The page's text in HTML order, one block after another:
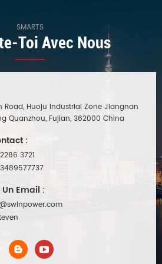
le
avec TCPI MR16
SMARTS
Toi Avec Nous
Road, Huoju Industrial Zone Jiangnan
Quanzhou, Fujian, 362000 China
:
3721
Email :